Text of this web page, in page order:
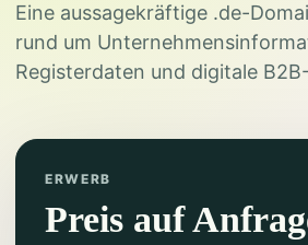
Eine aussagekräftige .de-
rund um
Registerdaten und digitale
ERWERB
Preis auf